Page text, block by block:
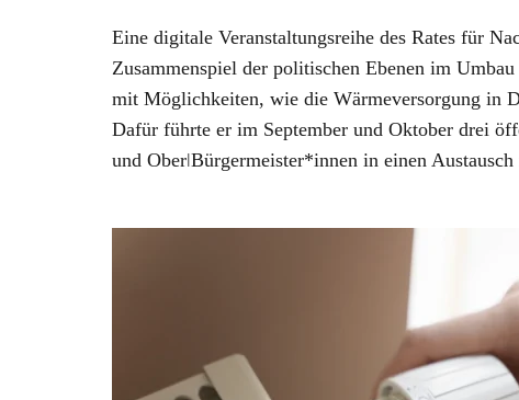
Eine digitale Veranstaltungsreihe des Rates für
Zusammenspiel der politischen Ebenen im
mit Möglichkeiten, wie die Wärmeversorgung in
Dafür führte er im September und Oktober drei
und OberǀBürgermeister*innen in einen